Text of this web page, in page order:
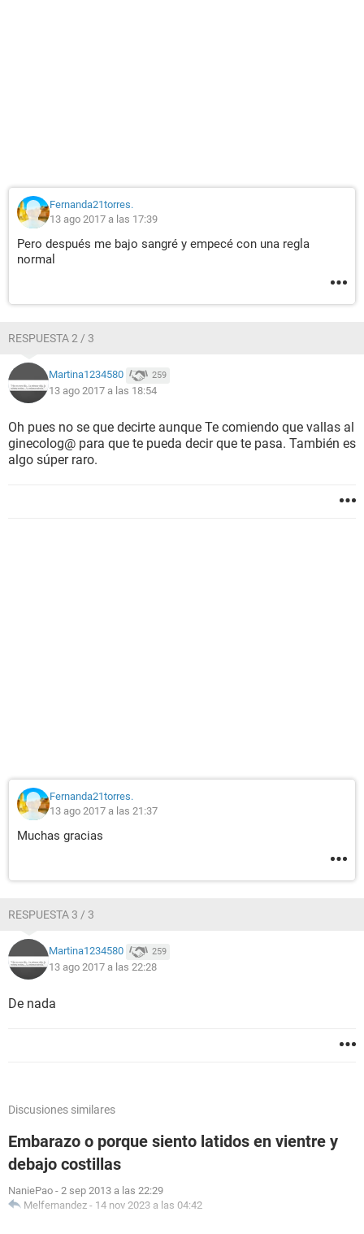
Fernanda21torres.
13 ago 2017 a las 17:39
Pero después me bajo sangré y empecé con una regla
normal
RESPUESTA 2 / 3
Martina1234580 259
13 ago 2017 a las 18:54
Oh pues no se que decirte aunque Te comiendo que vallas al
ginecolog@ para que te pueda decir que te pasa. También es
algo súper raro.
Fernanda21torres.
13 ago 2017 a las 21:37
Muchas gracias
RESPUESTA 3 / 3
Martina1234580 259
13 ago 2017 a las 22:28
De nada
Discusiones similares
Embarazo o porque siento latidos en vientre y
debajo costillas
NaniePao - 2 sep 2013 a las 22:29
Melfernandez - 14 nov 2023 a las 04:42